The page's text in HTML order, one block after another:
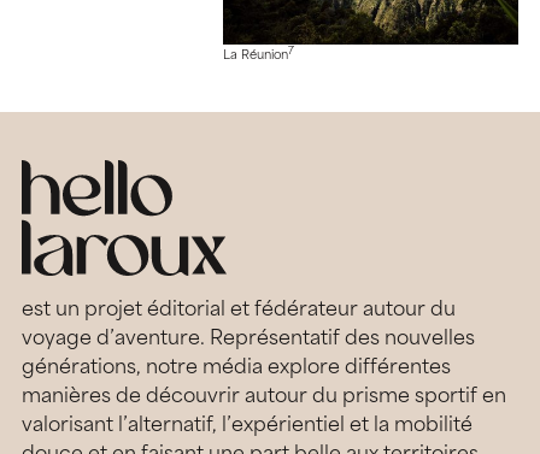
La Réunion7
est un projet éditorial et fédérateur autour du
voyage d’aventure. Représentatif des nouvelles
générations, notre média explore différentes
manières de découvrir autour du prisme sportif en
valorisant l’alternatif, l’expérientiel et la mobilité